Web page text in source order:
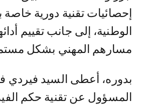
إحصائيات تقنية دورية خاصة
الوطنية، إلى جانب تقييم
مسارهم المهني بشكل
بدوره، أعطى السيد فيردي
المسؤول عن تقنية حكم